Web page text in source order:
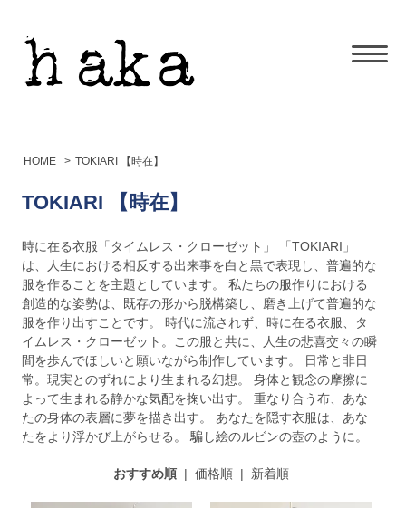
HOME > TOKIARI 【時在】
TOKIARI 【時在】
時に在る衣服「タイムレス・クローゼット」 「TOKIARI」
は、人生における相反する出来事を白と黒で表現し、普遍的な
服を作ることを主題としています。 私たちの服作りにおける
創造的な姿勢は、既存の形から脱構築し、磨き上げて普遍的な
服を作り出すことです。 時代に流されず、時に在る衣服、タ
イムレス・クローゼット。この服と共に、人生の悲喜交々の瞬
間を歩んでほしいと願いながら制作しています。 日常と非日
常。現実とのずれにより生まれる幻想。 身体と観念の摩擦に
よって生まれる静かな気配を掬い出す。 重なり合う布、あな
たの身体の表層に夢を描き出す。 あなたを隠す衣服は、あな
たをより浮かび上がらせる。 騙し絵のルビンの壺のように。
おすすめ順| 価格順| 新着順